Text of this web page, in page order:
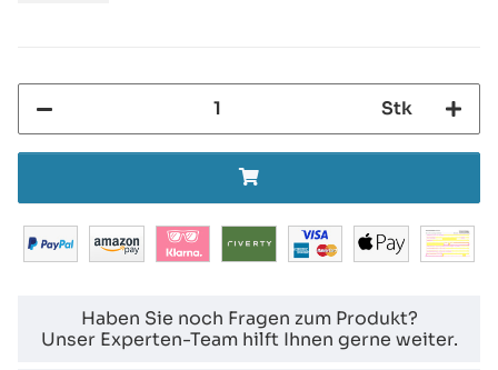
Stk
Haben Sie noch Fragen zum Produkt?
Unser Experten-Team hilft Ihnen gerne weiter.